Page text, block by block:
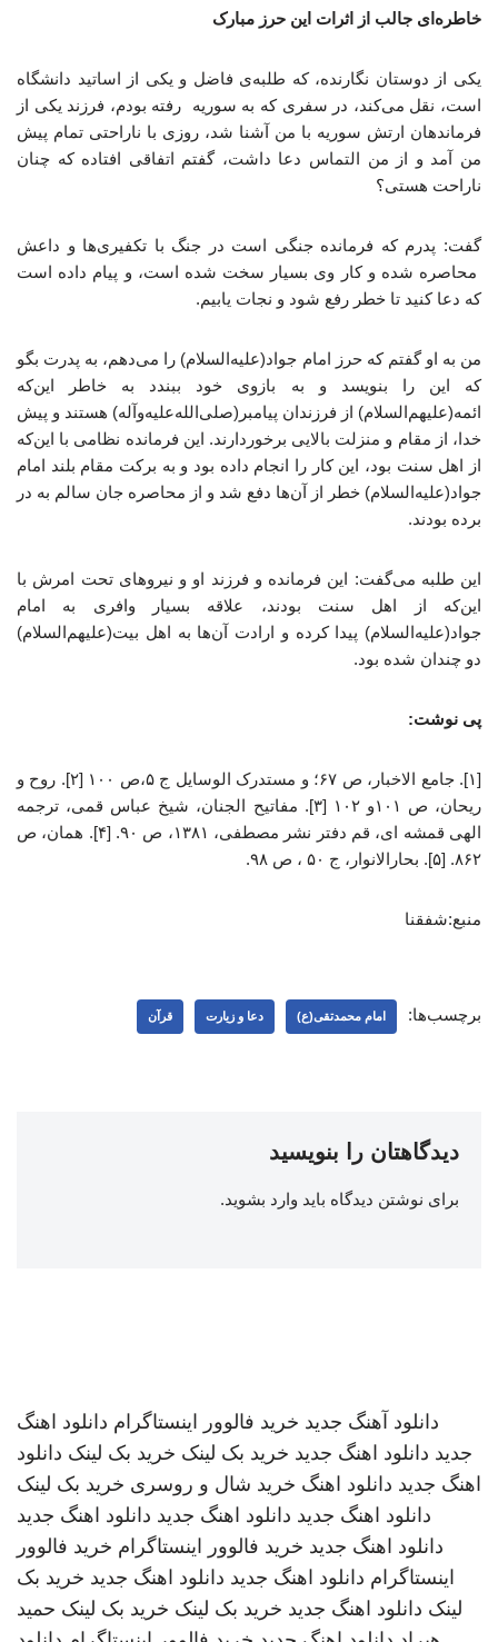
خاطره‌ای جالب از اثرات این حرز مبارک
یکی از دوستان نگارنده، که طلبه‌ی فاضل و یکی از اساتید دانشگاه‌
است، نقل می‌کند، در سفری که به سوریه رفته بودم، فرزند یکی از
فرماندهان ارتش سوریه با من آشنا شد، روزی با ناراحتی تمام پیش
من آمد و از من التماس دعا داشت، گفتم اتفاقی افتاده که چنان
ناراحت هستی؟
گفت: پدرم که فرمانده جنگی است در جنگ با تکفیری‌ها و داعش
محاصره شده و کار وی بسیار سخت شده است، و پیام داده است
که دعا کنید تا خطر رفع شود و نجات یابیم.
من به او گفتم که حرز امام جواد(علیه‌السلام) را می‌دهم، به پدرت بگو
که این را بنویسد و به بازوی خود ببندد به خاطر این‌که
ائمه(علیهم‌السلام) از فرزندان پیامبر(صلی‌الله‌علیه‌وآله) هستند و پیش
خدا، از مقام و منزلت بالایی برخوردارند. این فرمانده نظامی با این‌که
از اهل سنت بود، این کار را انجام داده بود و به برکت مقام بلند امام
جواد(علیه‌السلام) خطر از آن‌ها دفع شد و از محاصره جان سالم به در
برده بودند.
این طلبه می‌گفت: این فرمانده و فرزند او و نیروهای تحت امرش با
این‌که از اهل سنت بودند، علاقه بسیار وافری به امام
جواد(علیه‌السلام) پیدا کرده و ارادت آن‌ها به اهل بیت(علیهم‌السلام)
دو چندان شده بود.
پی نوشت:
[۱]. جامع الاخبار، ص ۶۷؛ و مستدرک الوسایل ج ۵،ص ۱۰۰ [۲]. روح و
ریحان، ص ۱۰۱و ۱۰۲ [۳]. مفاتیح الجنان، شیخ عباس قمی، ترجمه
الهی قمشه ای، قم دفتر نشر مصطفی، ۱۳۸۱، ص ۹۰. [۴]. همان، ص
۸۶۲. [۵]. بحارالانوار، ج ۵۰ ، ص ۹۸.
منبع:شفقنا
برچسب‌ها: امام محمدتقی(ع) دعا و زیارت قرآن
دیدگاهتان را بنویسید
برای نوشتن دیدگاه باید وارد بشوید.
دانلود آهنگ جدید خرید فالوور اینستاگرام دانلود اهنگ
جدید دانلود اهنگ جدید خرید بک لینک خرید بک لینک دانلود
اهنگ جدید دانلود اهنگ خرید شال و روسری خرید بک لینک
دانلود اهنگ جدید دانلود اهنگ جدید دانلود اهنگ جدید
دانلود اهنگ جدید خرید فالوور اینستاگرام خرید فالوور
اینستاگرام دانلود اهنگ جدید دانلود اهنگ جدید خرید بک
لینک دانلود اهنگ جدید خرید بک لینک خرید بک لینک حمید